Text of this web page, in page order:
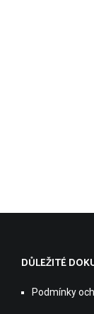
DŮLEŽITÉ
Podmínky